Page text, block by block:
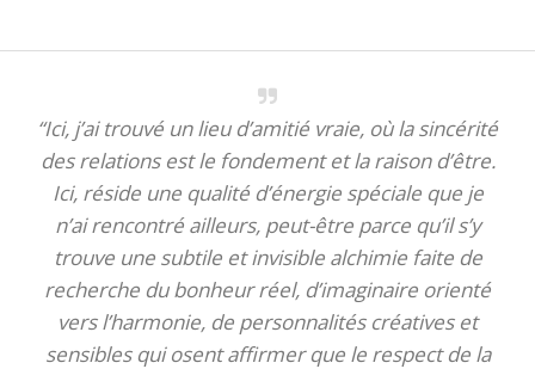
“Ici, j’ai trouvé un lieu d’amitié vraie, où la sincérité
des relations est le fondement et la raison d’être.
Ici, réside une qualité d’énergie spéciale que je
n’ai rencontré ailleurs, peut-être parce qu’il s’y
trouve une subtile et invisible alchimie faite de
recherche du bonheur réel, d’imaginaire orienté
vers l’harmonie, de personnalités créatives et
sensibles qui osent affirmer que le respect de la